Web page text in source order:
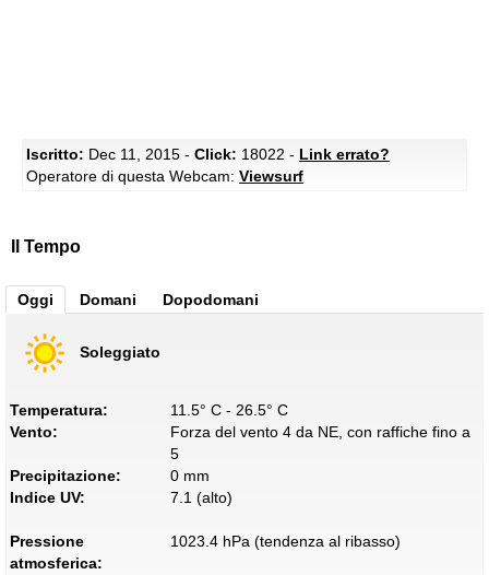
Iscritto: Dec 11, 2015 - Click: 18022 - Link errato?
Operatore di questa Webcam: Viewsurf
Il Tempo
Oggi Domani Dopodomani
Soleggiato
Temperatura:
11.5° C - 26.5° C
Vento:
Forza del vento 4 da NE, con raffiche fino a
5
Precipitazione:
0 mm
Indice UV:
7.1 (alto)
Pressione
atmosferica:
1023.4 hPa (tendenza al ribasso)